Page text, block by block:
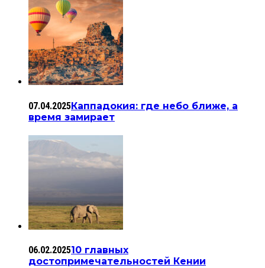
07.04.2025Каппадокия: где небо ближе, а
время замирает
06.02.202510 главных
достопримечательностей Кении